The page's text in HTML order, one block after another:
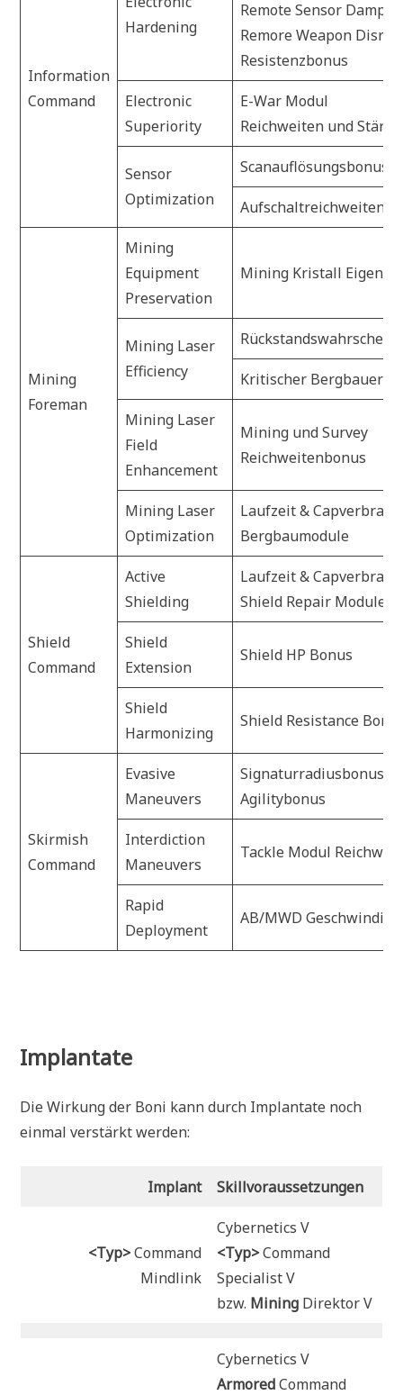
Information
Command
Hardening
Remote Sensor
Remore Weapon
Resistenzbonus
Electronic
Superiority
E-War Modul
Reichweiten und
Sensor
Optimization
Scanauflösungsbonus
Mining
Foreman
Mining
Equipment
Preservation
Mining Kristall
Mining Laser
Efficiency
Kritischer
Mining Laser
Field
Enhancement
Mining und Survey
Reichweitenbonus
Mining Laser
Optimization
Laufzeit &
Bergbaumodule
Shield
Command
Active
Shielding
Laufzeit &
Shield Repair Module
Shield
Extension
Shield HP Bonus
Shield
Harmonizing
Shield Resistance
Skirmish
Command
Evasive
Maneuvers
Signaturradiusbonus
Agilitybonus
Interdiction
Maneuvers
Tackle Modul
Rapid
Deployment
AB/MWD
Implantate
Die Wirkung der Boni kann durch Implantate noch
einmal verstärkt werden:
Implant Skillvoraussetzungen
<Typ>Command
Mindlink
Cybernetics V
<Typ>Command
Specialist V
bzw. MiningDirektor V
Cybernetics V
ArmoredCommand